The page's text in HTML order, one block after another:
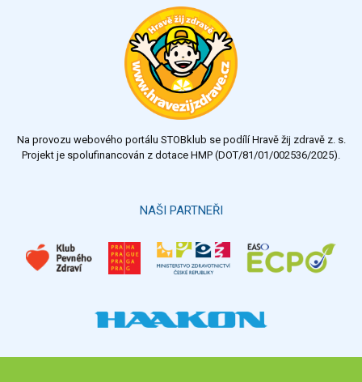
Studená kuchyně, lahůdkářské výrobky
Restaurace, jídelny, hotová jídla
Fastfood
Studená kuchyně, lahůdkářské výrobky
Hledat
Na provozu webového portálu STOBklub se podílí Hravě žij zdravě z. s.
Projekt je spolufinancován z dotace HMP (DOT/81/01/002536/2025).
NAŠI PARTNEŘI